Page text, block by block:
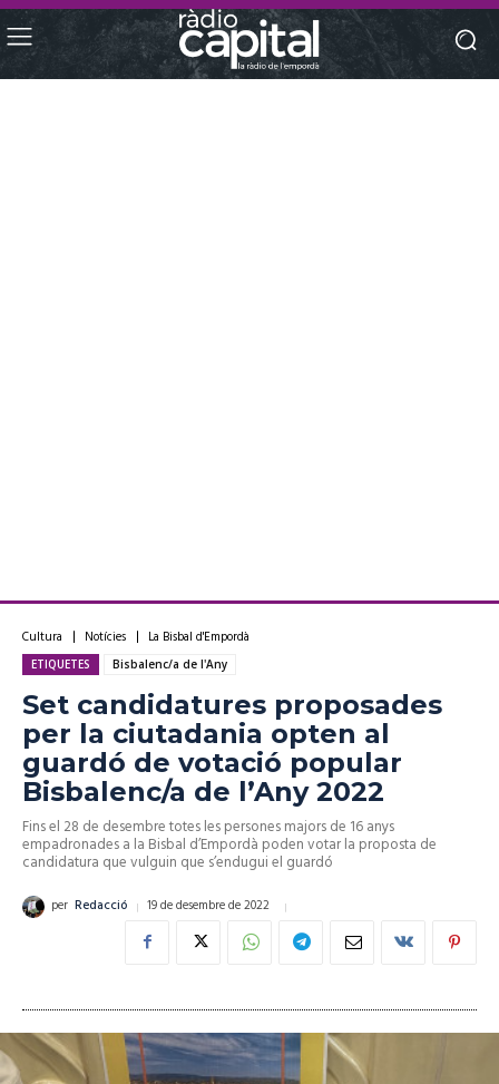
Cultura Notícies La Bisbal d'Empordà
ETIQUETES Bisbalenc/a de l'Any
Set candidatures proposades
per la ciutadania opten al
guardó de votació popular
Bisbalenc/a de l’Any 2022
Fins el 28 de desembre totes les persones majors de 16 anys
empadronades a la Bisbal d’Empordà poden votar la proposta de
candidatura que vulguin que s’endugui el guardó
per Redacció 19 de desembre de 2022